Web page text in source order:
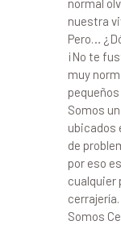
normal
nuestra
Pero…
¡No te
muy
Somos
ubicados
de
por eso
cualquier
cerrajería.
Somos